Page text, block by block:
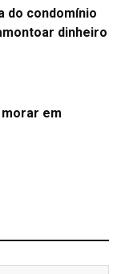
do condomínio
dinheiro
em